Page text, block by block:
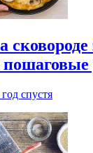
сковороде
год спустя